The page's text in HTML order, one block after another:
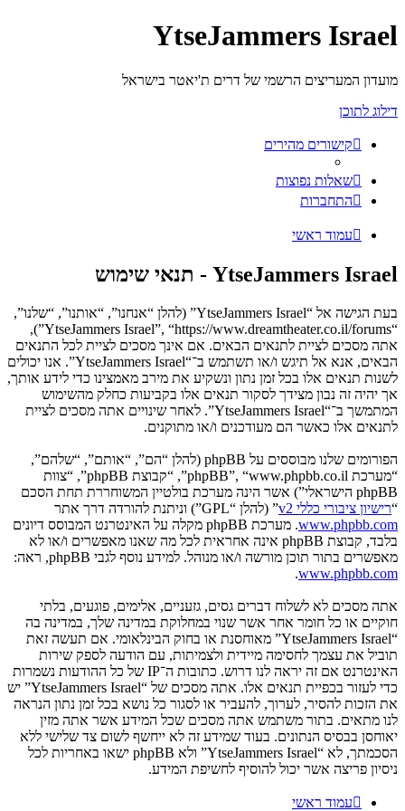
YtseJammers Israel
מועדון המעריצים הרשמי של דרים ת'יאטר בישראל
דילוג לתוכן
קישורים מהירים
שאלות נפוצות
התחברות
עמוד ראשי
YtseJammers Israel - תנאי שימוש
בעת הגישה אל “YtseJammers Israel” (להלן “אנחנו”, “אותנו”, “שלנו”,
“YtseJammers Israel”, “https://www.dreamtheater.co.il/forums”),
אתה מסכים לציית לתנאים הבאים. אם אינך מסכים לציית לכל התנאים
הבאים, אנא אל תיגש ו/או תשתמש ב־“YtseJammers Israel”. אנו יכולים
לשנות תנאים אלו בכל זמן נתון ונשקיע את מירב מאמצינו כדי לידע אותך,
אך יהיה זה נבון מצידך לסקור תנאים אלו בקביעות כחלק מהשימוש
המתמשך ב־“YtseJammers Israel”. לאחר שינויים אתה מסכים לציית
לתנאים אלו כאשר הם מעודכנים ו/או מתוקנים.
הפורומים שלנו מבוססים על phpBB (להלן “הם”, “אותם”, “שלהם”,
“מערכת phpBB”, “www.phpbb.co.il”, “קבוצת phpBB”, “צוות
phpBB הישראלי”) אשר הינה מערכת בולטיין המשוחררת תחת הסכם
“רישיון ציבורי כללי v2
” (להלן “GPL”) וניתנת להורדה דרך אתר
www.phpbb.com
. מערכת phpBB מקלה על האינטרנט המבוסס דיונים
בלבד, קבוצת phpBB אינה אחראית לכל מה שאנו מאפשרים ו/או לא
מאפשרים בתור תוכן מורשה ו/או מנוהל. למידע נוסף לגבי phpBB, ראה:
www.phpbb.com
.
אתה מסכים לא לשלוח דברים גסים, גזעניים, אלימים, פוגעים, בלתי
חוקיים או כל חומר אחר אשר שנוי במחלוקת במדינה שלך, במדינה בה
“YtseJammers Israel” מאוחסנת או בחוק הבינלאומי. אם תעשה זאת
תוביל את עצמך לחסימה מיידית ולצמיתות, עם הודעה לספק שירות
האינטרנט אם זה יראה לנו דרוש. כתובות ה־IP של כל ההודעות נשמרות
כדי לעזור בכפיית תנאים אלו. אתה מסכים של “YtseJammers Israel” יש
את הזכות להסיר, לערוך, להעביר או לסגור כל נושא בכל זמן נתון הנראה
לנו מתאים. בתור משתמש אתה מסכים שכל המידע אשר אתה מזין
יאוחסן בבסיס הנתונים. בעוד שמידע זה לא ייחשף לשום צד שלישי ללא
הסכמתך, לא “YtseJammers Israel” ולא phpBB ישאו באחריות לכל
ניסיון פריצה אשר יכול להוסיף לחשיפת המידע.
עמוד ראשי